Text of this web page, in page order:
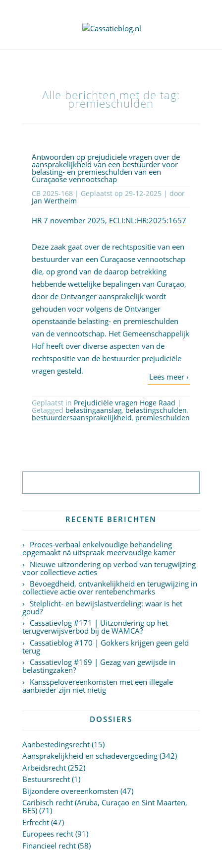
Alle berichten met de tag:
premieschulden
Antwoorden op prejudiciele vragen over de
aansprakelijkheid van een bestuurder voor
belasting- en premieschulden van een
Curaçaose vennootschap
CB 2025-168 | Geplaatst op 29-12-2025 | door
Jan Wertheim
HR 7 november 2025, ECLI:NL:HR:2025:1657
Deze zaak gaat over de rechtspositie van een
bestuurder van een Curaçaose vennootschap
die, op grond van de daarop betrekking
hebbende wettelijke bepalingen van Curaçao,
door de Ontvanger aansprakelijk wordt
gehouden voor volgens de Ontvanger
openstaande belasting- en premieschulden
van de vennootschap. Het Gemeenschappelijk
Hof heeft over diverse aspecten van de
rechtspositie van de bestuurder prejudiciële
vragen gesteld.
Geplaatst in Prejudiciële vragen Hoge Raad
Getagged belastingaanslag, belastingschulden,
bestuurdersaansprakelijkheid, premieschulden
RECENTE BERICHTEN
Proces-verbaal enkelvoudige behandeling
opgemaakt ná uitspraak meervoudige kamer
Nieuwe uitzondering op verbod van terugwijzing
voor collectieve acties
Bevoegdheid, ontvankelijkheid en terugwijzing in
collectieve actie over rentebenchmarks
Stelplicht- en bewijslastverdeling: waar is het
goud?
Cassatievlog #171 | Uitzondering op het
terugverwijsverbod bij de WAMCA?
Cassatieblog #170 | Gokkers krijgen geen geld
terug
Cassatievlog #169 | Gezag van gewijsde in
belastingzaken?
Kansspelovereenkomsten met een illegale
aanbieder zijn niet nietig
DOSSIERS
Aanbestedingsrecht(15)
Aansprakelijkheid en schadevergoeding(342)
Arbeidsrecht(252)
Bestuursrecht(1)
Bijzondere overeenkomsten (47)
Caribisch recht (Aruba, Curaçao en Sint Maarten,
BES)(71)
Erfrecht(47)
Europees recht(91)
Financieel recht(58)